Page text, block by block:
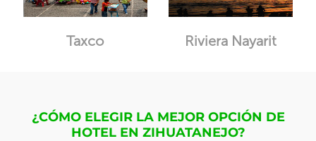
Taxco Riviera Nayarit
¿CÓMO ELEGIR LA MEJOR OPCIÓN DE
HOTEL EN ZIHUATANEJO?